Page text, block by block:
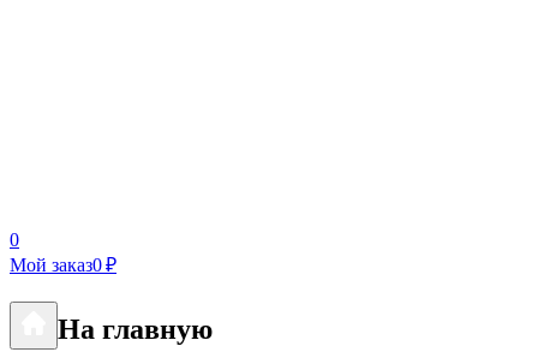
0
Мой заказ0 ₽
На главную